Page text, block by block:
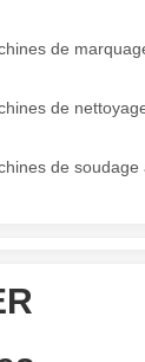
de
de
de soudage
polyvalentes